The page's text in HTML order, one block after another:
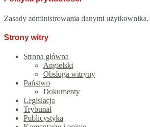
Zasady administrowania danymi użytkownika.
Strony witry
Strona główna
Angielski
Obsługa witryny
Państwo
Dokumenty
Legislacja
Trybunał
Publicystyka